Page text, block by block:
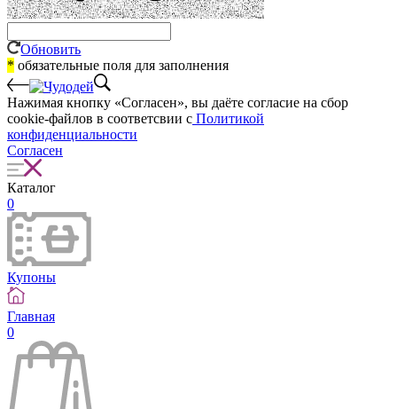
Обновить
* обязательные поля для заполнения
Нажимая кнопку «Согласен», вы даёте cогласие на сбор
cookie-файлов в соответсвии с Политикой
конфиденциальности
Согласен
Каталог
0
Купоны
Главная
0